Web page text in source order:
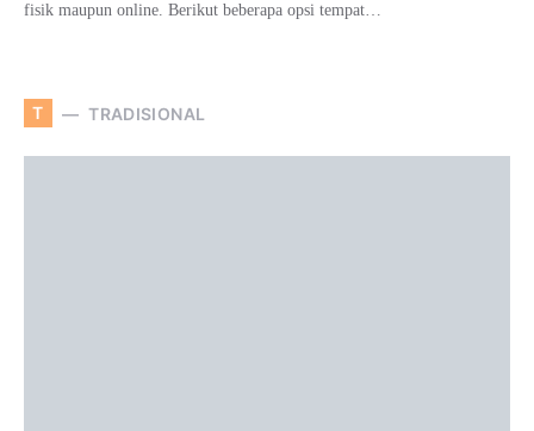
fisik maupun online. Berikut beberapa opsi tempat…
T TRADISIONAL